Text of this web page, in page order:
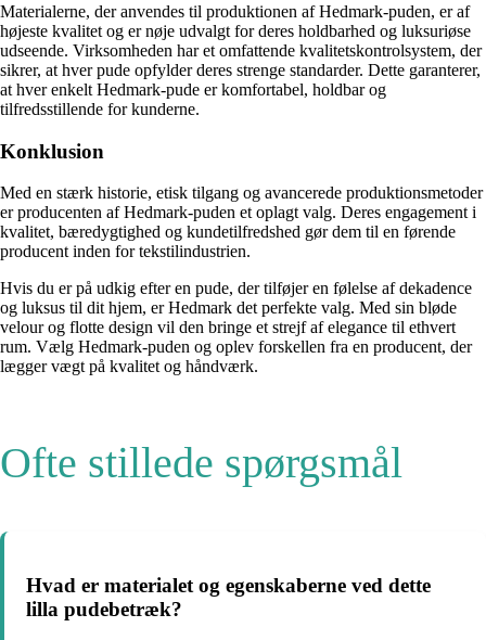
Materialerne, der anvendes til produktionen af Hedmark-puden, er af
højeste kvalitet og er nøje udvalgt for deres holdbarhed og luksuriøse
udseende. Virksomheden har et omfattende kvalitetskontrolsystem, der
sikrer, at hver pude opfylder deres strenge standarder. Dette garanterer,
at hver enkelt Hedmark-pude er komfortabel, holdbar og
tilfredsstillende for kunderne.
Konklusion
Med en stærk historie, etisk tilgang og avancerede produktionsmetoder
er producenten af Hedmark-puden et oplagt valg. Deres engagement i
kvalitet, bæredygtighed og kundetilfredshed gør dem til en førende
producent inden for tekstilindustrien.
Hvis du er på udkig efter en pude, der tilføjer en følelse af dekadence
og luksus til dit hjem, er Hedmark det perfekte valg. Med sin bløde
velour og flotte design vil den bringe et strejf af elegance til ethvert
rum. Vælg Hedmark-puden og oplev forskellen fra en producent, der
lægger vægt på kvalitet og håndværk.
Ofte stillede spørgsmål
Hvad er materialet og egenskaberne ved dette
lilla pudebetræk?